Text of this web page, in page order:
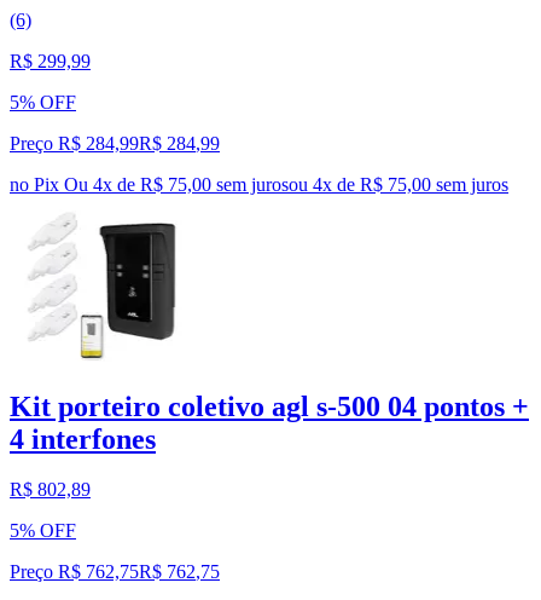
(6)
R$ 299,99
5% OFF
Preço R$ 284,99R$ 284,99
no Pix Ou 4x de R$ 75,00 sem jurosou 4x de R$ 75,00 sem juros
Kit porteiro coletivo agl s-500 04 pontos +
4 interfones
R$ 802,89
5% OFF
Preço R$ 762,75R$ 762,75